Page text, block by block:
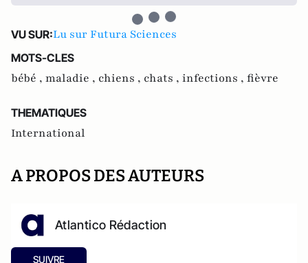
VU SUR:Lu sur Futura Sciences
MOTS-CLES
bébé , maladie , chiens , chats , infections , fièvre
THEMATIQUES
International
A PROPOS DES AUTEURS
Atlantico Rédaction
SUIVRE